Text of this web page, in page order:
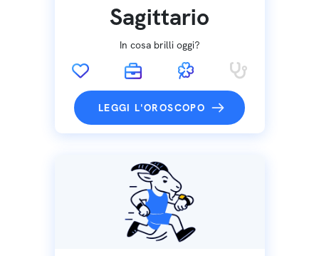
Sagittario
In cosa brilli oggi?
LEGGI L'OROSCOPO